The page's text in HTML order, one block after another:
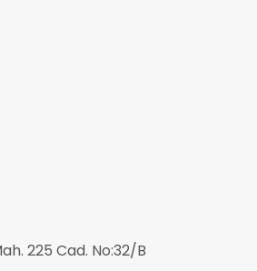
225 Cad. No:32/B